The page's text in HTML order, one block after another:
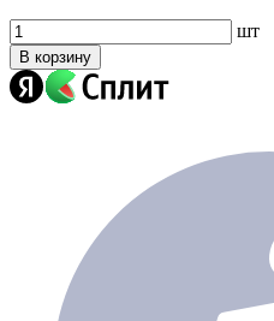
шт
В корзину